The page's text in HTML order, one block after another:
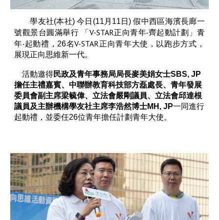
學友社(本社) 今日(11月11日) 假中西區海濱長廊一
號觀景台圓滿舉行 「 V-STAR正向青年‧齊起動計劃」青
年‧起動禮，26名V-STAR正向青年大使，以跑步方式，
展現正向思維新一代。
活動邀得民政及青年事務局局長麥美娟女士SBS, JP
擔任主禮嘉賓、中聯辦教育科技部方磊處長、青年發展
委員會副主席梁毓偉、立法會嚴剛議員、立法會邱達根
議員及主辦機構學友社主席李浩然博士MH, JP一同進行
起動禮，並委任26位青年擔任計劃青年大使。